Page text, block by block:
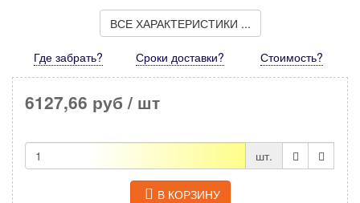
ВСЕ ХАРАКТЕРИСТИКИ ...
Где забрать? Сроки доставки? Стоимость?
6127,66 руб / шт
шт.
В КОРЗИНУ